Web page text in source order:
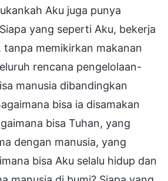
Aku juga punya
yang seperti Aku, bekerja
tanpa memikirkan makanan
rencana pengelolaan-
manusia dibandingkan
bisa ia disamakan
bisa Tuhan, yang
dengan manusia, yang
bisa Aku selalu hidup dan